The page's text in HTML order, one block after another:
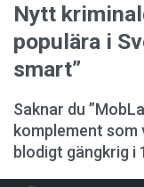
Nytt
populära i
smart”
Saknar du
komplement
blodigt gängkrig i